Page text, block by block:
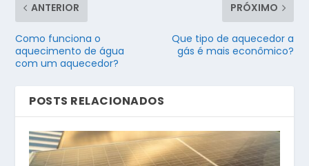
ANTERIOR
Como funciona o
aquecimento de água
com um aquecedor?
PRÓXIMO
Que tipo de aquecedor a
gás é mais econômico?
POSTS RELACIONADOS